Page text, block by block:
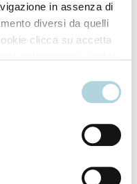
in assenza di
diversi da quelli
clicca su accetta